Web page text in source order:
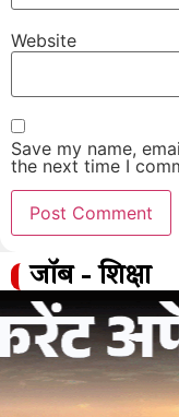
Website
Save my name,
the next time I
जॉब - शिक्षा